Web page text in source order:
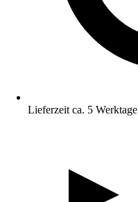
Lieferzeit ca. 5 Werktage